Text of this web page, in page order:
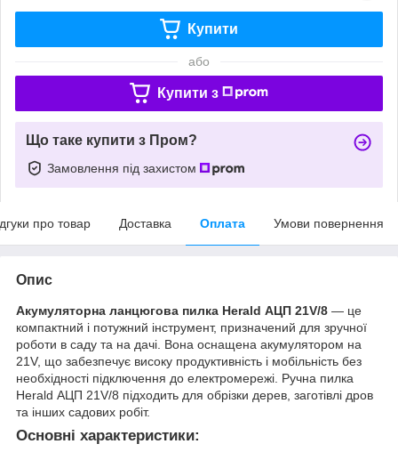
Купити
або
Купити з
Що таке купити з Пром?
Замовлення під захистом
про товар Доставка Оплата Умови повернення
Опис
Акумуляторна ланцюгова пилка Herald АЦП 21V/8 — це
компактний і потужний інструмент, призначений для зручної
роботи в саду та на дачі. Вона оснащена акумулятором на
21V, що забезпечує високу продуктивність і мобільність без
необхідності підключення до електромережі. Ручна пилка
Herald АЦП 21V/8 підходить для обрізки дерев, заготівлі дров
та інших садових робіт.
Основні характеристики: